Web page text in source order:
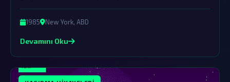
örtbas çabalarına rağmen bu olay halen gizemini koruyor.
1985 New York, ABD
Devamını Oku